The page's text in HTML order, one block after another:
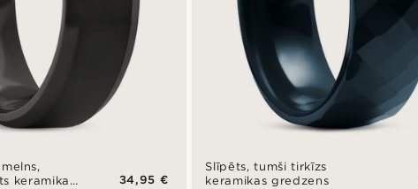
keramikas
34,95 €
Slīpēts, tumši tirkīzs
keramikas gredzens